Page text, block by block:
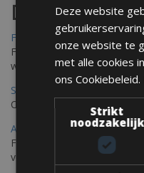
Destinations
Frejus Fietsverhuur
Fréjus en Saint-Raphaël
worden omringd door het
Saint Raphael Fietsverhuur
Ontdek Saint Raphael,
Ajaccio Fietsverhuur
Fietsen in Ajaccio, gelegen
verscheidenheid aan routes
Deze website
onze website te
met alle cookies
ons Cookiebeleid.
Strikt
noodzakelijk